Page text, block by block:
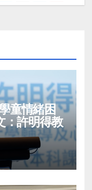
童情緒困
：許明得教